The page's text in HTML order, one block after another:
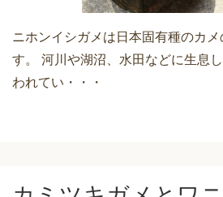
ニホンイシガメは日本固有種のカメ
す。 河川や湖沼、水田などに生息
われてい・・・